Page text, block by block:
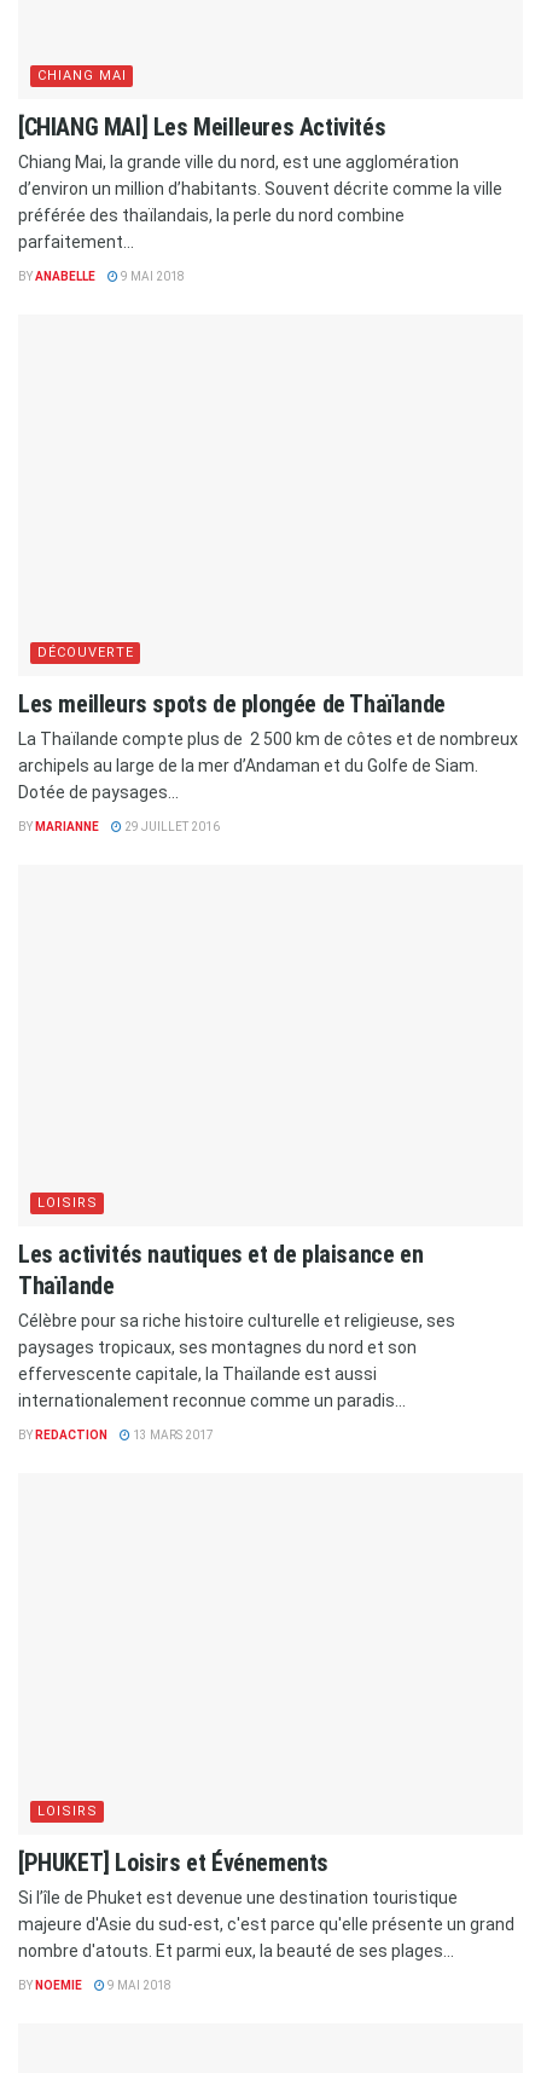
CHIANG MAI
[CHIANG MAI] Les Meilleures Activités
Chiang Mai, la grande ville du nord, est une agglomération
d’environ un million d’habitants. Souvent décrite comme la ville
préférée des thaïlandais, la perle du nord combine
parfaitement...
BYANABELLE 9 MAI 2018
DÉCOUVERTE
Les meilleurs spots de plongée de Thaïlande
La Thaïlande compte plus de 2 500 km de côtes et de nombreux
archipels au large de la mer d’Andaman et du Golfe de Siam.
Dotée de paysages...
BY MARIANNE 29 JUILLET 2016
LOISIRS
Les activités nautiques et de plaisance en
Thaïlande
Célèbre pour sa riche histoire culturelle et religieuse, ses
paysages tropicaux, ses montagnes du nord et son
effervescente capitale, la Thaïlande est aussi
internationalement reconnue comme un paradis...
BY REDACTION 13 MARS 2017
LOISIRS
[PHUKET] Loisirs et Événements
Si l’île de Phuket est devenue une destination touristique
majeure d'Asie du sud-est, c'est parce qu'elle présente un grand
nombre d'atouts. Et parmi eux, la beauté de ses plages...
BY NOEMIE 9 MAI 2018